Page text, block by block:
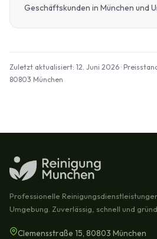
Geschäftskunden in München und
Zuletzt aktualisiert: 12. Juni 2026 ·
80803 München
Professionelle
Umgebung. Zuverlässig, schnell und
Clemensstraße 15, 80803 München